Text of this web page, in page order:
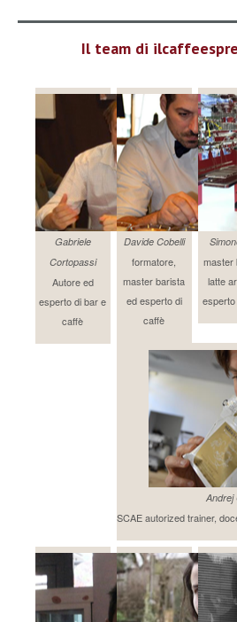
Cappuccino
Cold brew cup tasting
gare baristi
Latte Art libri sul caffè
pulizia macchina del caffè
recensione
recensioni caffè
ROASTING SIGEP
Tostare i chicchi del caffè
Tostare il
Tostatura del caffè
we love coffee
Il team di
Davide Cobelli
formatore,
ed esperto di
caffè
master
latte